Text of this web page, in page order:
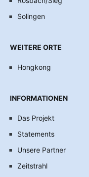
Solingen
WEITERE ORTE
Hongkong
INFORMATIONEN
Das Projekt
Statements
Unsere Partner
Zeitstrahl